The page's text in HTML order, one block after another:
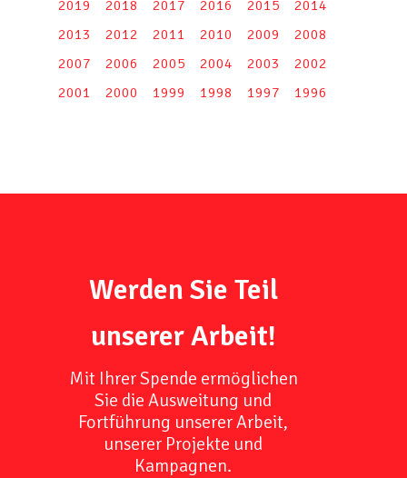
2019
2018 2017 2016 2015
2014
2013
2012 2011 2010 2009
2008
2007
2006 2005 2004 2003
2002
2001
2000 1999 1998 1997 1996
Werden Sie Teil
unserer Arbeit!
Mit Ihrer Spende ermöglichen
Sie die Ausweitung und
Fortführung unserer Arbeit,
unserer Projekte und
Kampagnen.